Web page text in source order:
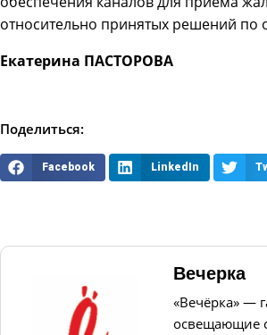
относительно принятых решений
Екатерина ПАСТОРОВА
Поделиться:
Facebook LinkedIn
Вечерка
«Вечёрка» —
освещающие